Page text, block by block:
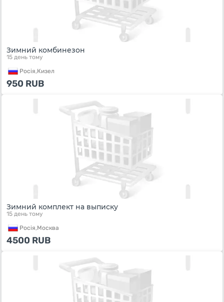
Зимний комбинезон
15 день тому
Росiя,Кизел
950 RUB
Зимний комплект на выписку
15 день тому
Росiя,Москва
4500 RUB